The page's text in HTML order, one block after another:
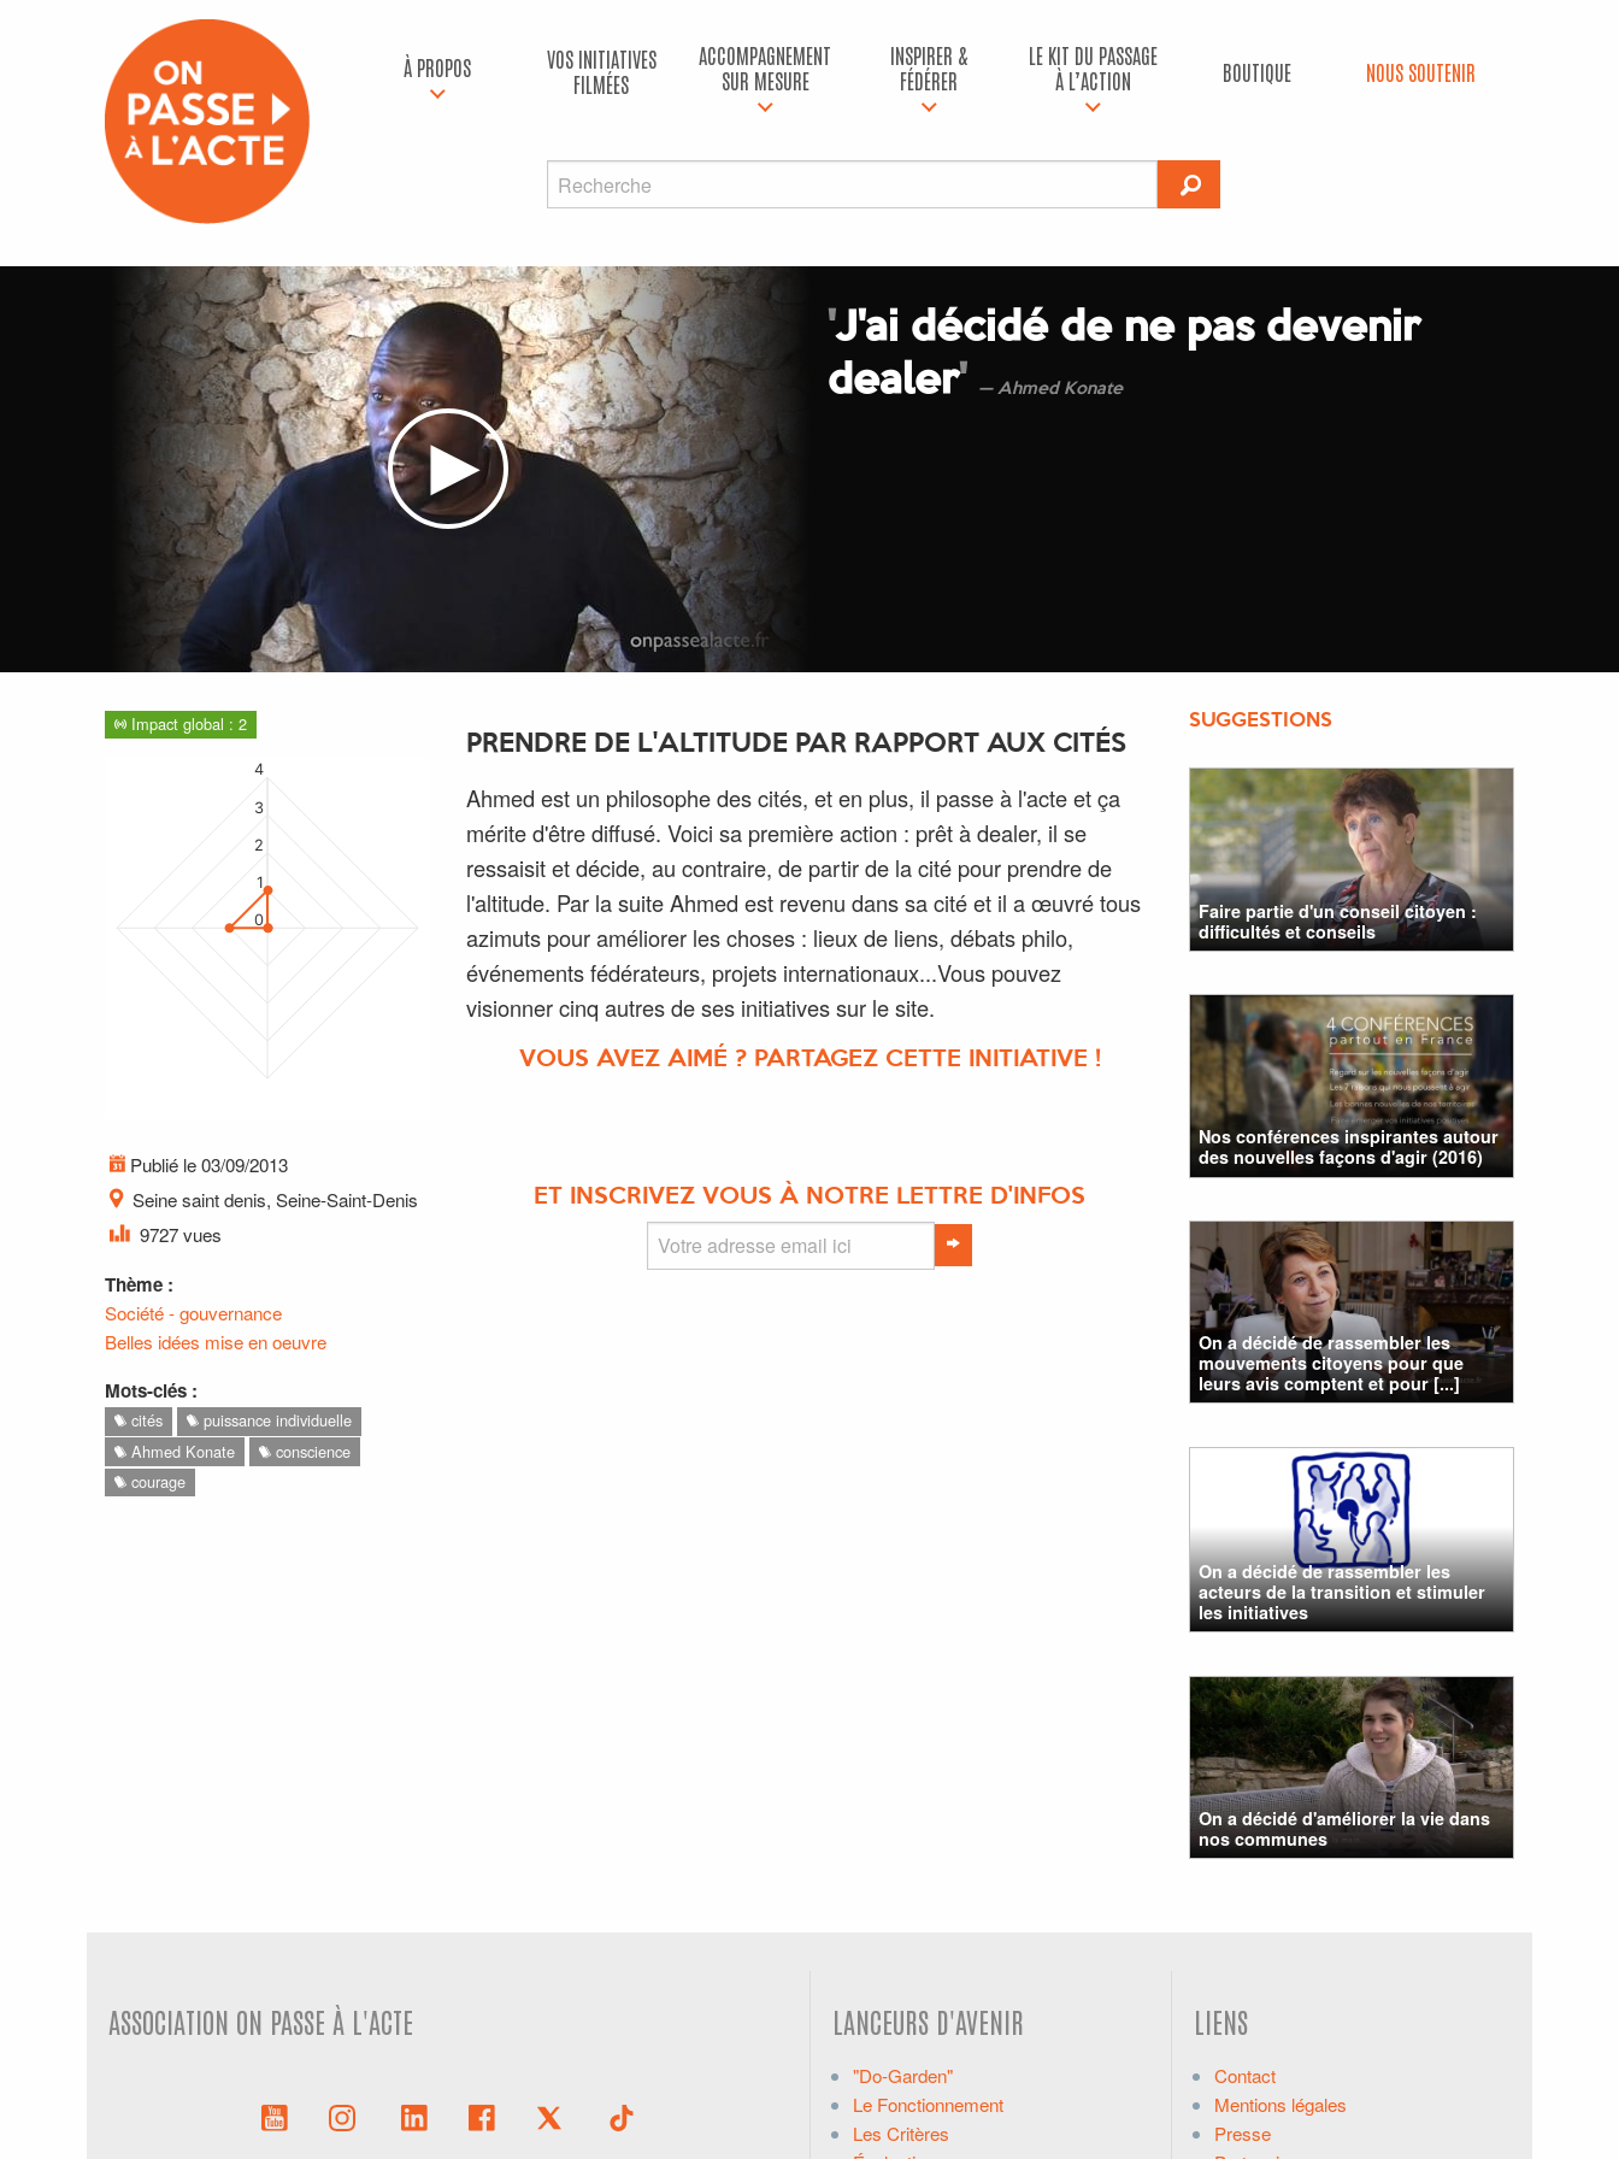
À PROPOS
VOS INITIATIVES
FILMÉES
ACCOMPAGNEMENT
SUR MESURE
INSPIRER &
FÉDÉRER
LE KIT DU PASSAGE
À L’ACTION
BOUTIQUE NOUS SOUTENIR
'J'ai décidé de ne pas devenir
dealer' Ahmed Konate
Impact global : 2
0
1
2
3
4
Publié le 03/09/2013
Seine saint denis, Seine-Saint-Denis
9727 vues
Thème :
Société - gouvernance
Belles idées mise en oeuvre
Mots-clés :
cités
puissance individuelle
Ahmed Konate
conscience
courage
PRENDRE DE L'ALTITUDE PAR RAPPORT AUX CITÉS
Ahmed est un philosophe des cités, et en plus, il passe à l'acte et ça
mérite d'être diffusé. Voici sa première action : prêt à dealer, il se
ressaisit et décide, au contraire, de partir de la cité pour prendre de
l'altitude. Par la suite Ahmed est revenu dans sa cité et il a œuvré tous
azimuts pour améliorer les choses : lieux de liens, débats philo,
événements fédérateurs, projets internationaux...Vous pouvez
visionner cinq autres de ses initiatives sur le site.
VOUS AVEZ AIMÉ ? PARTAGEZ CETTE INITIATIVE !
ET INSCRIVEZ VOUS À NOTRE LETTRE D'INFOS
SUGGESTIONS
Faire partie d'un conseil citoyen :
difficultés et conseils
Nos conférences inspirantes autour
des nouvelles façons d'agir (2016)
On a décidé de rassembler les
mouvements citoyens pour que
leurs avis comptent et pour [...]
On a décidé de rassembler les
acteurs de la transition et stimuler
les initiatives
On a décidé d'améliorer la vie dans
nos communes
ASSOCIATION ON PASSE À L'ACTE LANCEURS D'AVENIR
"Do-Garden"
Le Fonctionnement
Les Critères
LIENS
Contact
Mentions légales
Presse